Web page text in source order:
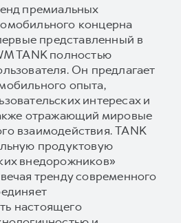
премиальных
концерна
представленный в
TANK полностью
Он предлагает
опыта,
интересах и
отражающий мировые
взаимодействия. TANK
продуктовую
внедорожников»
тренду современного
настоящего